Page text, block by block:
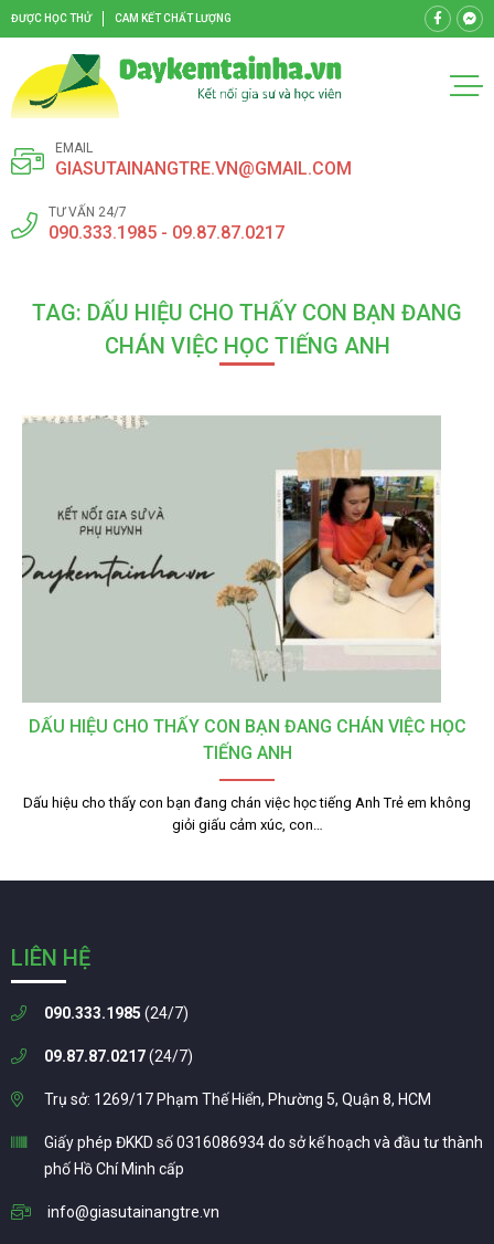
ĐƯỢC HỌC THỬ CAM KẾT CHẤT LƯỢNG
EMAIL
GIASUTAINANGTRE.VN@GMAIL.COM
TƯ VẤN 24/7
090.333.1985 - 09.87.87.0217
TAG: DẤU HIỆU CHO THẤY CON BẠN ĐANG
CHÁN VIỆC HỌC TIẾNG ANH
DẤU HIỆU CHO THẤY CON BẠN ĐANG CHÁN VIỆC HỌC
TIẾNG ANH
Dấu hiệu cho thấy con bạn đang chán việc học tiếng Anh Trẻ em không
giỏi giấu cảm xúc, con…
LIÊN HỆ
090.333.1985 (24/7)
09.87.87.0217(24/7)
Trụ sở: 1269/17 Phạm Thế Hiển, Phường 5, Quận 8, HCM
Giấy phép ĐKKD số 0316086934 do sở kế hoạch và đầu tư thành
phố Hồ Chí Minh cấp
info@giasutainangtre.vn